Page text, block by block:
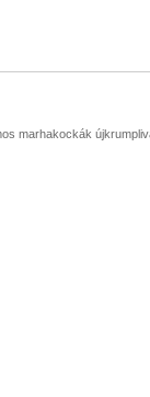
marhakockák